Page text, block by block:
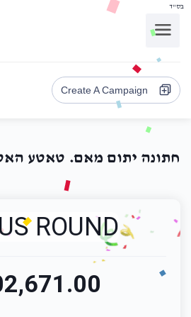
בס"ד
Create A Campaign
חתונה יתום מאם. טאטע
ROUND